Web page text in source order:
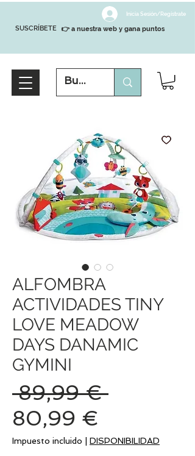
SUSCRÍBETE
Inicia Sesión/Regístrate
👉 a nuestra web y gana puntos
ALFOMBRA
ACTIVIDADES TINY
LOVE MEADOW
DAYS DANAMIC
GYMINI
89,99 € Precio
80,99 €
de
Impuesto incluido DISPONIBILIDAD